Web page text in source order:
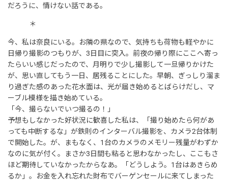
だろうに、情けない話である。
＊
今、私は奈良にいる。お隣の県なので、気持ちも荷物も軽やかに
日帰り撮影のつもりが、3日目に突入。前夜の帰り際にここへ寄っ
たらいい感じだったので、月明りで少し撮影して一旦帰りかけた
が、思い直してもう一日、居残ることにした。早朝、ぎっしり溜ま
り過ぎた感のあった花水面は、光が届き始めるとばらけだし、マ
ーブル模様を描き始めている。
「今、撮らないでいつ撮るの！」
予想もしなかった好状況に歓喜した私は、「撮り始めたら何があ
っても中断するな」が鉄則のインターバル撮影を、カメラ2台体制
で開始した。が、まもなく、1台のカメラのメモリー残量がわずか
なのに気が付く。まさか3日間も粘ると思わなかったし、ここもさ
ほど期待していなかったからなあ。「どうしよう。1台はあきらめ
るか」。お金を入れ忘れた財布でバーゲンセールに来てしまった